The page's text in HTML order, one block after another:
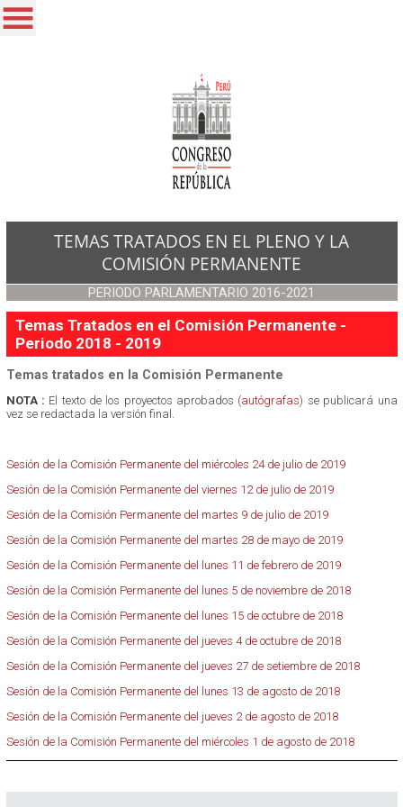
TEMAS TRATADOS EN EL PLENO Y LA
COMISIÓN PERMANENTE
PERIODO PARLAMENTARIO 2016-2021
Temas Tratados en el Comisión Permanente -
Periodo 2018 - 2019
Temas tratados en la Comisión Permanente
NOTA : El texto de los proyectos aprobados (autógrafas) se publicará una
vez se redactada la versión final.
Sesión de la Comisión Permanente del miércoles 24 de julio de 2019
Sesión de la Comisión Permanente del viernes 12 de julio de 2019
Sesión de la Comisión Permanente del martes 9 de julio de 2019
Sesión de la Comisión Permanente del martes 28 de mayo de 2019
Sesión de la Comisión Permanente del lunes 11 de febrero de 2019
Sesión de la Comisión Permanente del lunes 5 de noviembre de 2018
Sesión de la Comisión Permanente del lunes 15 de octubre de 2018
Sesión de la Comisión Permanente del jueves 4 de octubre de 2018
Sesión de la Comisión Permanente del jueves 27 de setiembre de 2018
Sesión de la Comisión Permanente del lunes 13 de agosto de 2018
Sesión de la Comisión Permanente del jueves 2 de agosto de 2018
Sesión de la Comisión Permanente del miércoles 1 de agosto de 2018